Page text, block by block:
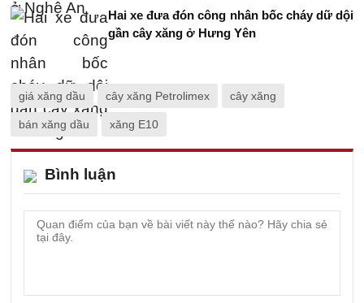
Hai xe đưa đón công nhân bốc cháy dữ dội
gần cây xăng ở Hưng Yên
giá xăng dầu cây xăng Petrolimex cây xăng
bán xăng dầu xăng E10
Bình luận